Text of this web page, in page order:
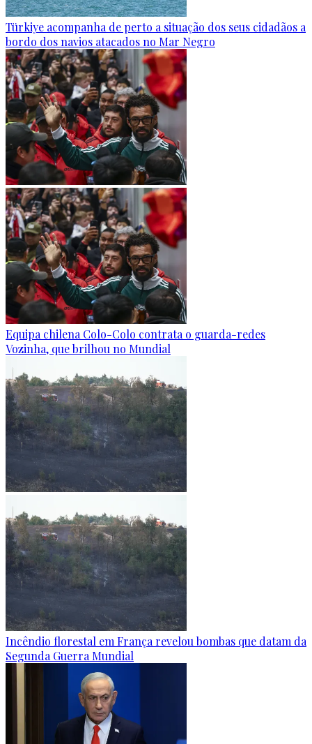
Türkiye acompanha de perto a situação dos seus cidadãos a
bordo dos navios atacados no Mar Negro
Equipa chilena Colo-Colo contrata o guarda-redes
Vozinha, que brilhou no Mundial
Incêndio florestal em França revelou bombas que datam da
Segunda Guerra Mundial